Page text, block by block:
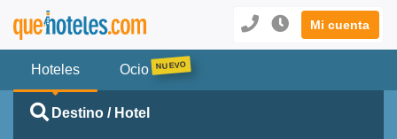
Mi cuenta
Hoteles Ocio
Destino / Hotel